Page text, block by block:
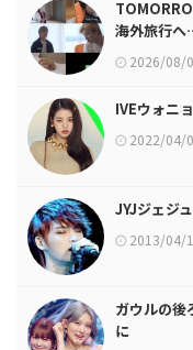
海外旅行へ
2026/08/
IVEウォニ
2022/04/
JYJジェジ
2013/04/
ガウルの後
に